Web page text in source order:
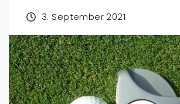
3. September 2021